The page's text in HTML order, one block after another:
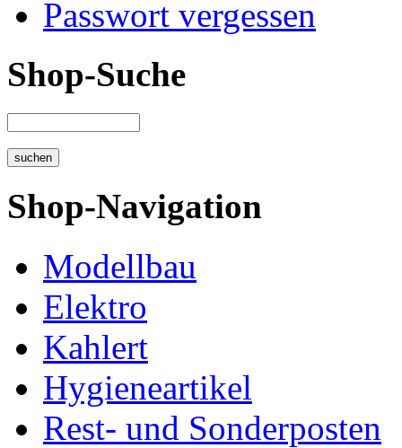
Passwort vergessen
Shop-Suche
Shop-Navigation
Modellbau
Elektro
Kahlert
Hygieneartikel
Rest- und Sonderposten